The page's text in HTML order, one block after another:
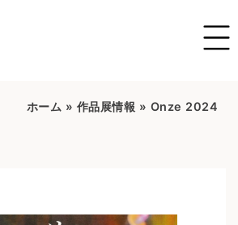
ホーム » 作品展情報 » Onze 2024